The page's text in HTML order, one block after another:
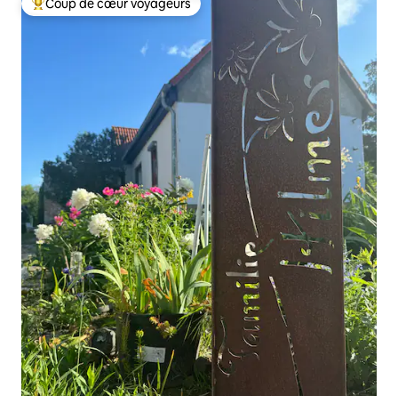
Coups de cœur voyageurs les plus appréciés
Coup de cœur voyageurs